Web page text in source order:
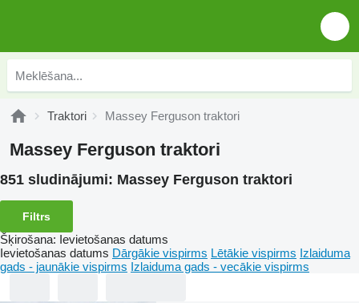
Traktori Massey Ferguson traktori
Massey Ferguson traktori
851 sludinājumi: Massey Ferguson traktori
Filtrs
Šķirošana: Ievietošanas datums
Ievietošanas datums Dārgākie vispirms Lētākie vispirms Izlaiduma
gads - jaunākie vispirms Izlaiduma gads - vecākie vispirms